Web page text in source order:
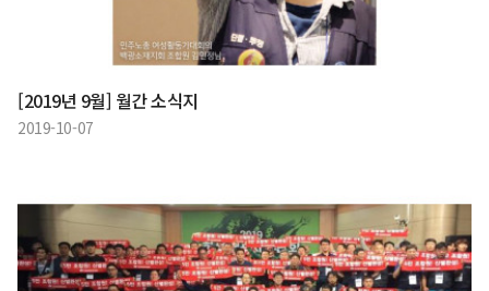
[2019년 9월] 월간 소식지
2019-10-07